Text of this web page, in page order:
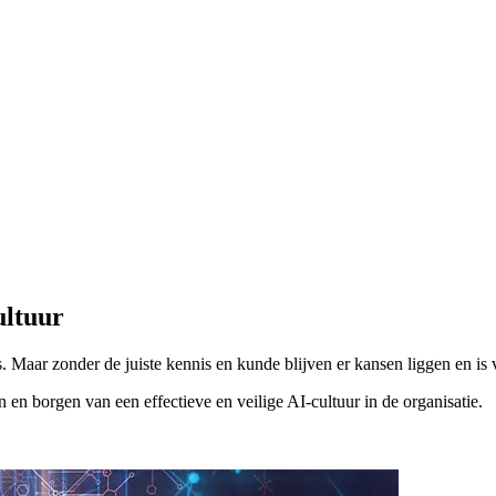
zonder de juiste kennis en kunde blijven er kansen liggen en
borgen van een effectieve en veilige AI-cultuur in de organisatie.